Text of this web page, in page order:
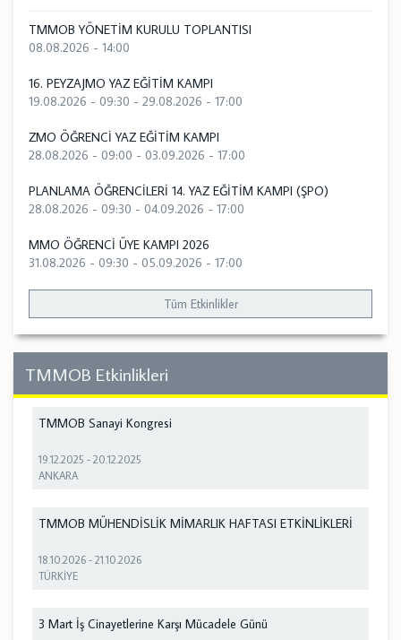
TMMOB YÖNETİM KURULU TOPLANTISI
08.08.2026 - 14:00
16. PEYZAJMO YAZ EĞİTİM KAMPI
19.08.2026 - 09:30 - 29.08.2026 - 17:00
ZMO ÖĞRENCİ YAZ EĞİTİM KAMPI
28.08.2026 - 09:00 - 03.09.2026 - 17:00
PLANLAMA ÖĞRENCİLERİ 14. YAZ EĞİTİM KAMPI (ŞPO)
28.08.2026 - 09:30 - 04.09.2026 - 17:00
MMO ÖĞRENCİ ÜYE KAMPI 2026
31.08.2026 - 09:30 - 05.09.2026 - 17:00
Tüm Etkinlikler
TMMOB Etkinlikleri
TMMOB Sanayi Kongresi
19.12.2025 -20.12.2025
ANKARA
TMMOB MÜHENDİSLİK MİMARLIK HAFTASI ETKİNLİKLERİ
18.10.2026 -21.10.2026
TÜRKİYE
3 Mart İş Cinayetlerine Karşı Mücadele Günü